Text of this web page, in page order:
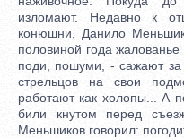
изломают. Недавно к
конюшни, Данило
половиной года
поди, пошуми, - сажают за
стрельцов на свои
работают как холопы... А
били кнутом перед
Меньшиков говорил: